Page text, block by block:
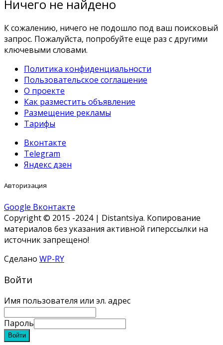
Ничего не найдено
К сожалению, ничего не подошло под ваш поисковый
запрос. Пожалуйста, попробуйте еще раз с другими
ключевыми словами.
Политика конфиденциальности
Пользовательское соглашение
О проекте
Как разместить объявление
Размещение рекламы
Тарифы
Вконтакте
Telegram
Яндекс дзен
Авторизация
Google Вконтакте
Copyright © 2015 -2024 | Distantsiya. Копирование
материалов без указания активной гиперссылки на
источник запрещено!
Сделано WP-RY
Войти
Имя пользователя или эл. адрес
Пароль
Войти